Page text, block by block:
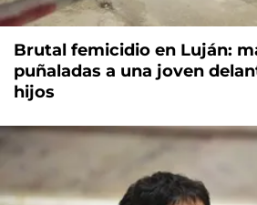
Brutal femicidio en Luján:
puñaladas a una joven
hijos